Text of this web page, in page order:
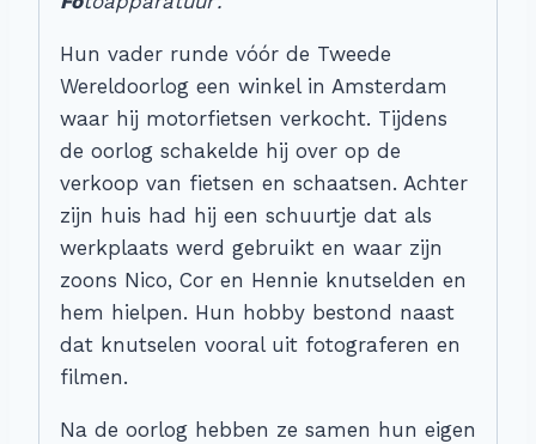
Hun vader runde vóór de Tweede
Wereldoorlog een winkel in Amsterdam
waar hij motorfietsen verkocht. Tijdens
de oorlog schakelde hij over op de
verkoop van fietsen en schaatsen. Achter
zijn huis had hij een schuurtje dat als
werkplaats werd gebruikt en waar zijn
zoons Nico, Cor en Hennie knutselden en
hem hielpen. Hun hobby bestond naast
dat knutselen vooral uit fotograferen en
filmen.
Na de oorlog hebben ze samen hun eigen